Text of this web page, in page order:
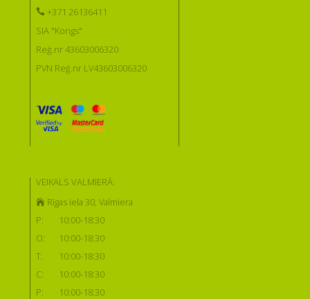
+371 26136411
SIA "Kongs"
Reģ.nr 43603006320
PVN Reģ.nr LV43603006320
VEIKALS VALMIERĀ:
Rīgas iela 30, Valmiera
P:
10:00-18:30
O:
10:00-18:30
T:
10:00-18:30
C:
10:00-18:30
P:
10:00-18:30